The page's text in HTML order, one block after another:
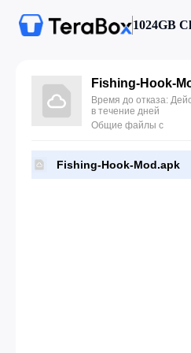
1024GB
Fishing-Hook-
Время до отказа:
в течение дней
Общие файлы с
Fishing-Hook-Mod.apk